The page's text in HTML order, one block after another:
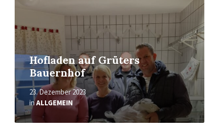
Hofladen auf Grüters
Bauernhof
23. Dezember 2023
inALLGEMEIN